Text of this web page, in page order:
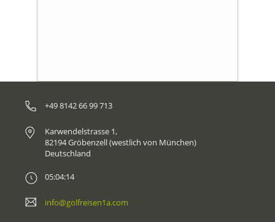
+49 8142 66 99 713
Karwendelstrasse 1,
82194 Gröbenzell (westlich von München)
Deutschland
05:04:14
info@golfreisen1a.com